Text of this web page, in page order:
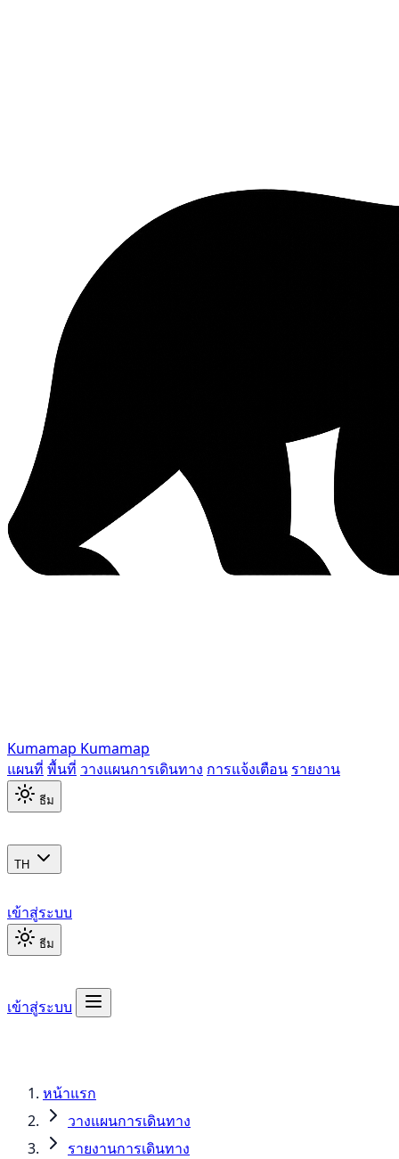
Kumamap Kumamap
แผนที่ พื้นที่ วางแผนการเดินทาง การแจ้งเตือน รายงาน
ธีม
TH
เข้าสู่ระบบ
ธีม
เข้าสู่ระบบ
หน้าแรก
วางแผนการเดินทาง
รายงานการเดินทาง